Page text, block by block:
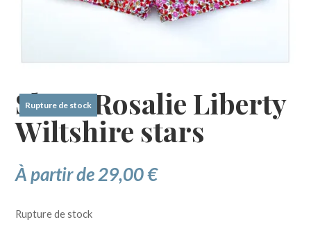
Short Rosalie Liberty
Wiltshire stars
À partir de29,00€
Rupture de stock
Rupture de stock